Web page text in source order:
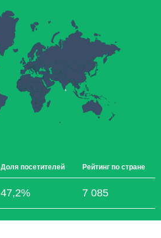
Доля посетителей Рейтинг по стране
47,2% 7 085